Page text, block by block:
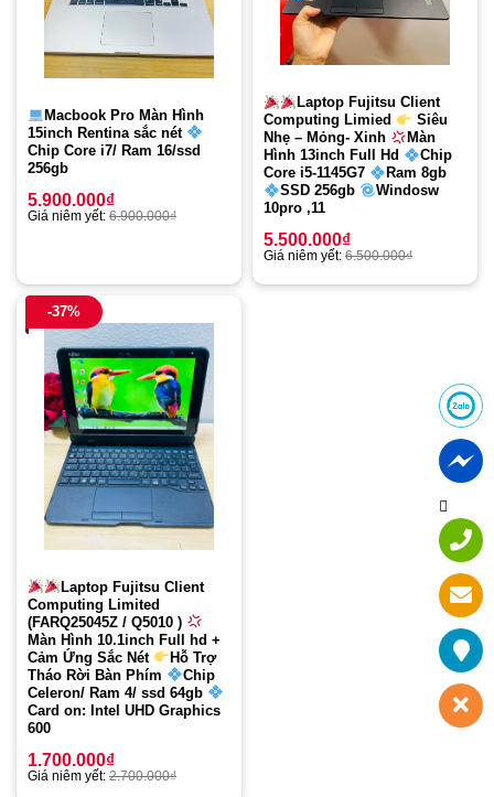
Macbook Pro Màn Hình
15inch Rentina sắc nét
Chip Core i7/ Ram 16/ssd
256gb
5.900.000₫
Giá niêm yết: 6.900.000₫
Laptop Fujitsu Client
Computing Limied
Siêu
Nhẹ – Mỏng- Xinh
Màn
Hình 13inch Full Hd
Chip
Core i5-1145G7
Ram 8gb
SSD 256gb
Windosw
10pro ,11
5.500.000₫
Giá niêm yết: 6.500.000₫
-37%
Laptop Fujitsu Client
Computing Limited
(FARQ25045Z / Q5010 )
Màn Hình 10.1inch Full hd +
Cảm Ứng Sắc Nét
Hỗ Trợ
Tháo Rời Bàn Phím
Chip
Celeron/ Ram 4/ ssd 64gb
Card on: Intel UHD Graphics
600
1.700.000₫
Giá niêm yết: 2.700.000₫